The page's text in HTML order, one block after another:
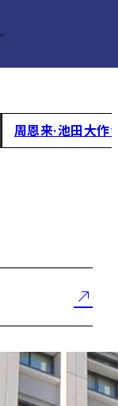
周恩来·池田大作